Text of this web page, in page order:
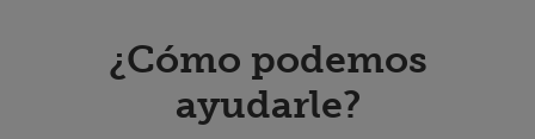
¿Cómo podemos
ayudarle?